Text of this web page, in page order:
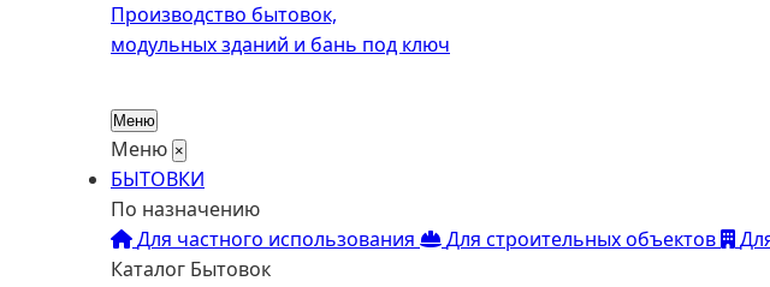
Производство бытовок,
модульных зданий и бань под ключ
Меню
Меню ×
БЫТОВКИ
По назначению
Для частного использования
Для строительных объектов
Каталог Бытовок